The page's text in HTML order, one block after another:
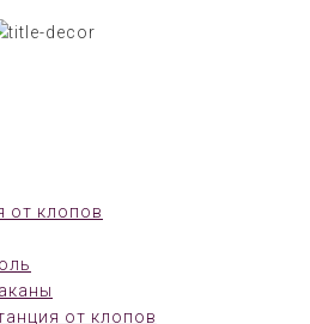
от клопов
от клопов